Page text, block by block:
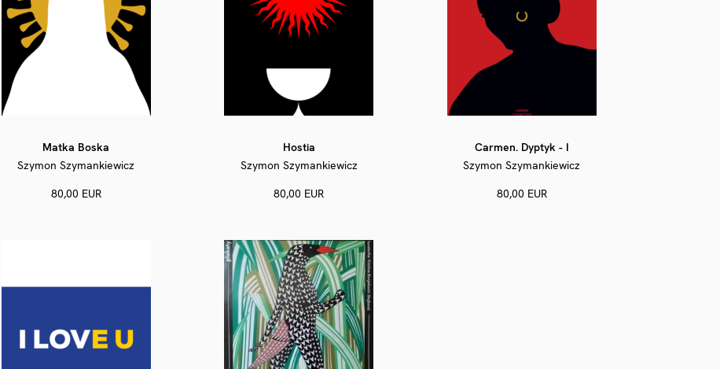
Matka Boska
Szymon Szymankiewicz
80,00 EUR
Hostia
Szymon Szymankiewicz
80,00 EUR
Carmen. Dyptyk - I
Szymon Szymankiewicz
80,00 EUR